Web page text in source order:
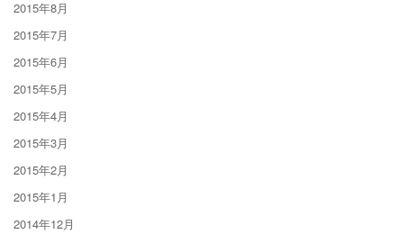
2015年8月
2015年7月
2015年6月
2015年5月
2015年4月
2015年3月
2015年2月
2015年1月
2014年12月